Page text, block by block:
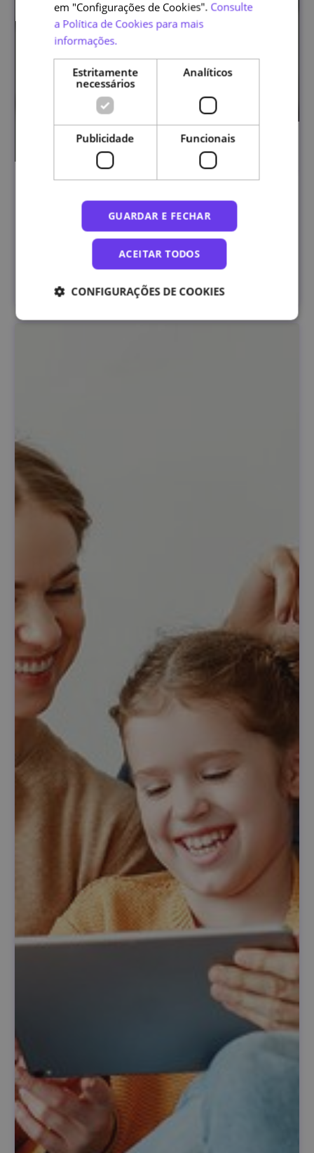
Universidade de Lisboa
INSCRIÇÕES ABERTAS
em "Configurações de Cookies". Consulte
a Política de Cookies para mais
informações.
Estritamente
necessários
Analíticos
Publicidade Funcionais
GUARDAR E FECHAR
ACEITAR TODOS
CONFIGURAÇÕES DE COOKIES